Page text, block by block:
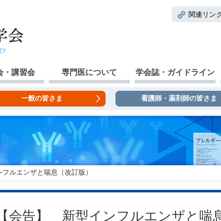
関連リン
・講習会 専門医について 学会誌・ガイドライン
一般の皆さま 看護師・薬剤師の皆さま
エンザと喘息（改訂版）
会告】 新型インフルエンザと喘